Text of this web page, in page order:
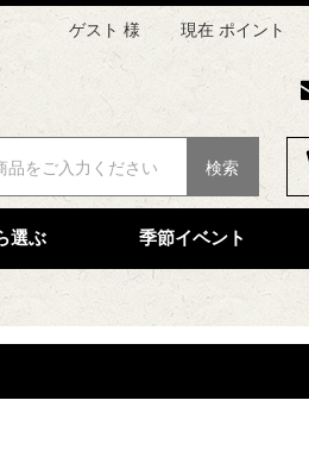
ゲスト 様 現在 ポイント
検索
選ぶ 季節イベント